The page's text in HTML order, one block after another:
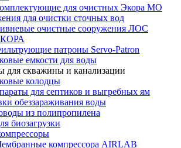
для очистных Экора МО
для очистки сточных вод
очистные сооружения ЛОС
патроны Servo-Patron
емкости для воды
для скважины и канализации
колодцы
для септиков и выгребных ям
обеззараживания воды
из полипропилена
биозагрузки
компрессора AIRLAB